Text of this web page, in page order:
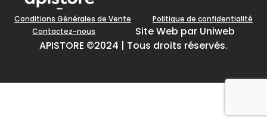
Conditions Générales de Vente
Politique de confidentialité
Contactez-nous
Site Web par Uniweb
APISTORE ©2024 | Tous droits réservés.